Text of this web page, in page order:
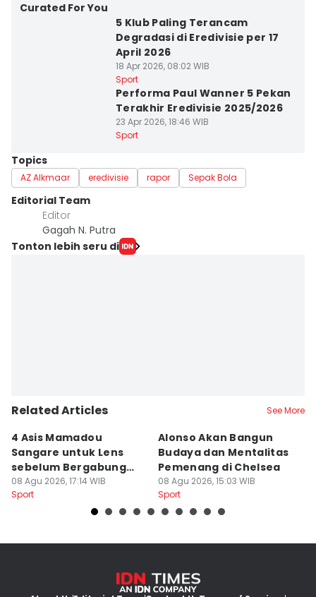
Curated For You
5 Klub Paling Terancam
Degradasi di Eredivisie per 17
April 2026
18 Apr 2026, 08:02 WIB
Sport
Performa Paul Wanner 5 Pekan
Terakhir Eredivisie 2025/2026
23 Apr 2026, 18:46 WIB
Sport
Topics
AZ Alkmaar eredivisie rapor Sepak Bola
Editorial Team
Editor
Gagah N. Putra
Tonton lebih seru di
Related Articles See More
4 Asis Mamadou
Sangare untuk Lens
sebelum Bergabung
dengan Brentford
08 Agu 2026, 17:14 WIB
Sport
Alonso Akan Bangun
Budaya dan Mentalitas
Pemenang di Chelsea
08 Agu 2026, 15:03 WIB
Sport